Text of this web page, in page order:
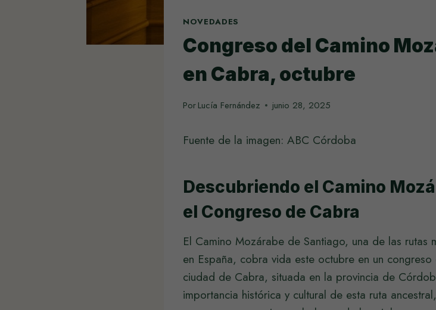
NOVEDADES
Congreso del Camino
en Cabra, octubre
PorLucía Fernández junio 28, 2025
Fuente de la imagen: ABC Córdoba
Descubriendo el Camino
el Congreso de Cabra
El Camino Mozárabe de Santiago, una de las rutas
en España, cobra vida este octubre en un
ciudad de Cabra, situada en la provincia de
importancia histórica y cultural de esta ruta